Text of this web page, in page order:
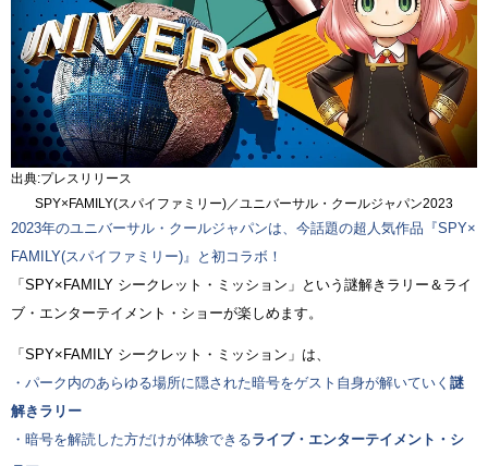
出典:プレスリリース
SPY×FAMILY(スパイファミリー)／ユニバーサル・クールジャパン2023
2023年のユニバーサル・クールジャパンは、今話題の超人気作品『SPY×
FAMILY(スパイファミリー)』と初コラボ！
「SPY×FAMILY シークレット・ミッション」という謎解きラリー＆ライ
ブ・エンターテイメント・ショーが楽しめます。
「SPY×FAMILY シークレット・ミッション」は、
・パーク内のあらゆる場所に隠された暗号をゲスト自身が解いていく 謎
解きラリー
・暗号を解読した方だけが体験できるライブ・エンターテイメント・シ